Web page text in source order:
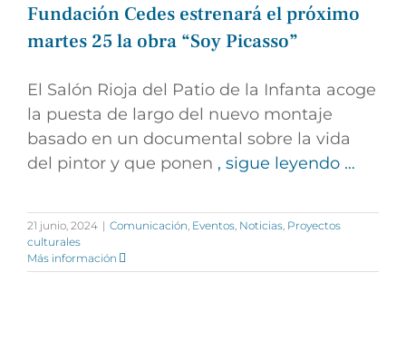
Fundación Cedes estrenará el próximo
martes 25 la obra “Soy Picasso”
El Salón Rioja del Patio de la Infanta acoge
la puesta de largo del nuevo montaje
basado en un documental sobre la vida
del pintor y que ponen , sigue leyendo …
21 junio, 2024 | Comunicación Eventos Noticias Proyectos
culturales
Más información